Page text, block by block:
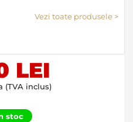
Vezi toate produsele >
LEI
(TVA inclus)
stoc